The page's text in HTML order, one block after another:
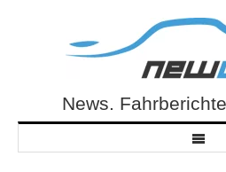
NewCarz.deNews.